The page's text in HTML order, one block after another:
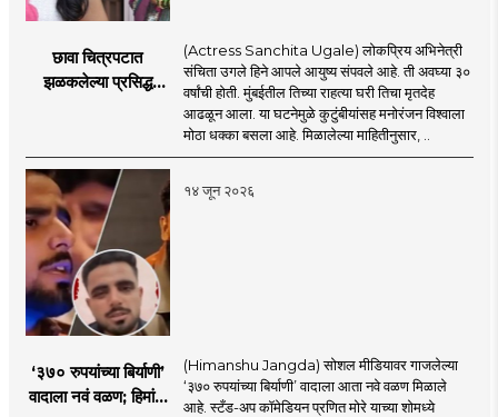
छावा चित्रपटात
झळकलेल्या प्रसिद्ध
हळहळ
(Actress Sanchita Ugale) लोकप्रिय अभिनेत्री
संचिता उगले हिने आपले आयुष्य संपवले आहे. ती अवघ्या ३०
वर्षांची होती. मुंबईतील तिच्या राहत्या घरी तिचा मृतदेह
आढळून आला. या घटनेमुळे कुटुंबीयांसह मनोरंजन विश्वाला
मोठा धक्का बसला आहे. मिळालेल्या माहितीनुसार, ..
१४ जून २०२६
‘३७० रुपयांच्या बिर्याणी’
वादाला नवं वळण; हिमांशू
(Himanshu Jangda) सोशल मीडियावर गाजलेल्या
‘३७० रुपयांच्या बिर्याणी’ वादाला आता नवे वळण मिळाले
आहे. स्टँड-अप कॉमेडियन प्रणित मोरे याच्या शोमध्ये